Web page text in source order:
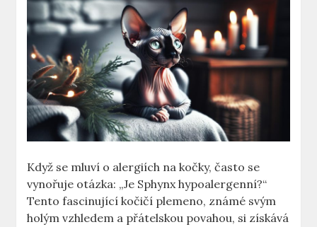
Když se mluví o alergiích na kočky, často se
vynořuje otázka: „Je Sphynx hypoalergenní?“
Tento fascinující kočičí plemeno, známé svým
holým vzhledem a přátelskou povahou, si získává